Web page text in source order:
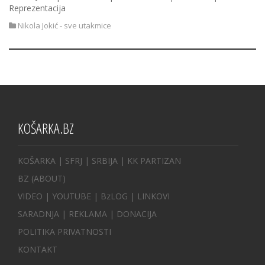
Reprezentacija
Nikola Jokić - sve utakmice
KOŠARKA.BZ
KOŠARKA | SFRJ | SRBIJA | KK PARTIZAN
BZ (ABOUT)
VIDEO | YOUTUBE | BzLOG | LINKOVI
SARADNJA | REKLAMA | DONACIJA
POLITIKA PRIVATNOSTI
KONTAKT